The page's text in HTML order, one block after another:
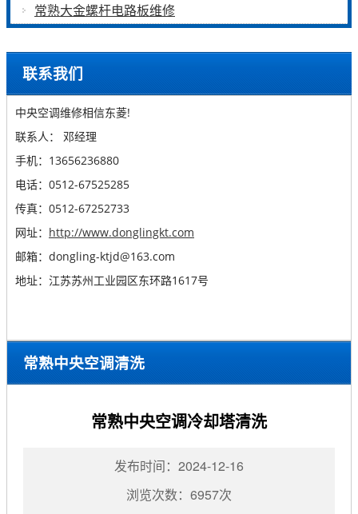
常熟大金螺杆电路板维修
联系我们
中央空调维修相信东菱!
联系人： 邓经理
手机：13656236880
电话：0512-67525285
传真：0512-67252733
网址： http://www.donglingkt.com
邮箱：dongling-ktjd@163.com
地址：江苏苏州工业园区东环路1617号
常熟中央空调清洗
常熟中央空调冷却塔清洗
发布时间：2024-12-16
浏览次数：6957次